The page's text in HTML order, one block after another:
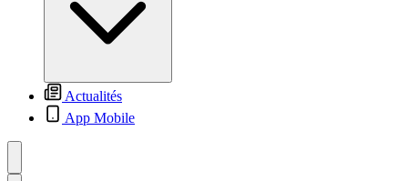
Actualités
App Mobile